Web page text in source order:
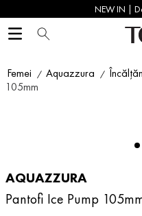
NEW IN |
Femei Aquazzura
105mm
AQUAZZURA
Pantofi Ice Pump